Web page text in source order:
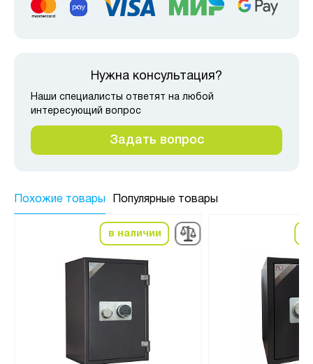
Нужна консультация?
Наши специалисты ответят на любой
интересующий вопрос
Задать вопрос
Похожие товары Популярные товары
в наличии